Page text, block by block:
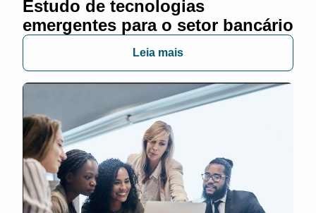
Estudo de tecnologias
emergentes para o setor bancário
Leia mais